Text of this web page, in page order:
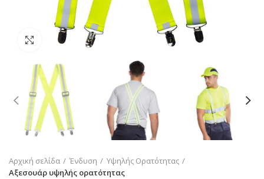
Click to enlarge
Αρχική σελίδα Ένδυση
Υψηλής Ορατότητας
Αξεσουάρ υψηλής ορατότητας